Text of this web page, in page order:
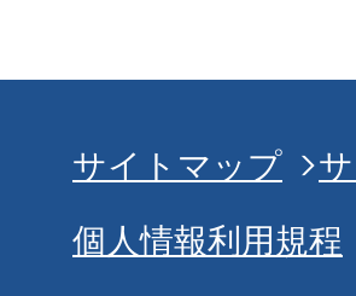
サイトマップ
個人情報利用規程